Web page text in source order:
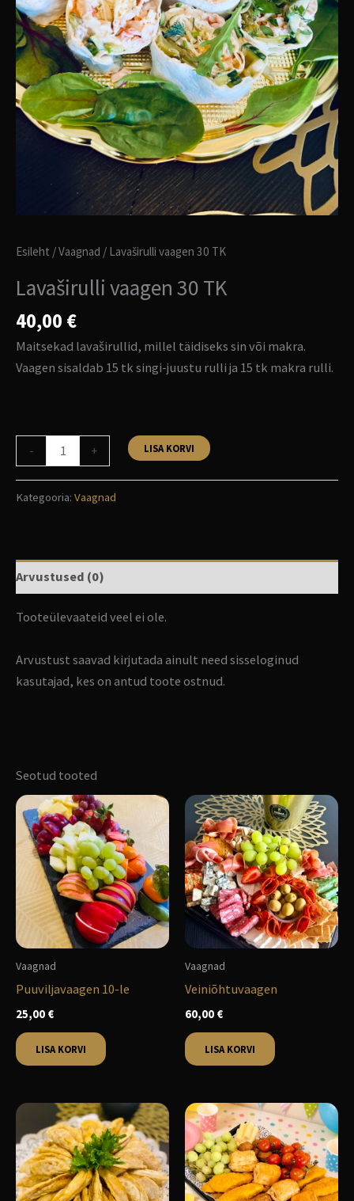
Esileht /Vaagnad / Lavaširulli vaagen 30 TK
Lavaširulli vaagen 30 TK
40,00 €
Maitsekad lavaširullid, millel täidiseks sin või makra.
Vaagen sisaldab 15 tk singi-juustu rulli ja 15 tk makra rulli.
- + LISA KORVI
Kategooria: Vaagnad
Arvustused (0)
Tooteülevaateid veel ei ole.
Arvustust saavad kirjutada ainult need sisseloginud
kasutajad, kes on antud toote ostnud.
Seotud tooted
Vaagnad
Puuviljavaagen 10-le
25,00 €
LISA KORVI
Vaagnad
Veiniõhtuvaagen
60,00 €
LISA KORVI